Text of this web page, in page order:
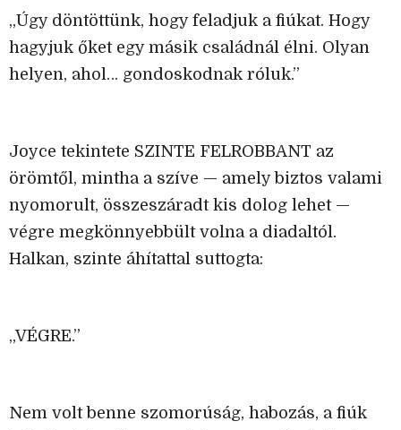
„Úgy döntöttünk, hogy feladjuk a fiúkat. Hogy
hagyjuk őket egy másik családnál élni. Olyan
helyen, ahol… gondoskodnak róluk.”
Joyce tekintete SZINTE FELROBBANT az
örömtől, mintha a szíve — amely biztos valami
nyomorult, összeszáradt kis dolog lehet —
végre megkönnyebbült volna a diadaltól.
Halkan, szinte áhítattal suttogta:
„VÉGRE.”
Nem volt benne szomorúság, habozás, a fiúk